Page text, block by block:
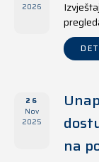
2026
26
Nov
2025
na